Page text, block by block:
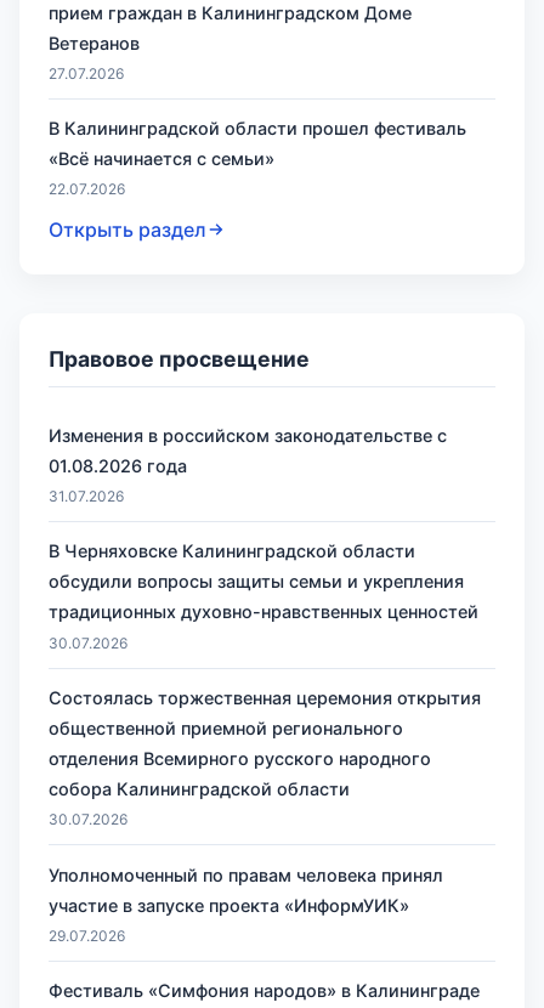
прием граждан в Калининградском Доме
Ветеранов
27.07.2026
В Калининградской области прошел фестиваль
«Всё начинается с семьи»
22.07.2026
Открыть раздел
Правовое просвещение
Изменения в российском законодательстве с
01.08.2026 года
31.07.2026
В Черняховске Калининградской области
обсудили вопросы защиты семьи и укрепления
традиционных духовно-нравственных ценностей
30.07.2026
Состоялась торжественная церемония открытия
общественной приемной регионального
отделения Всемирного русского народного
собора Калининградской области
30.07.2026
Уполномоченный по правам человека принял
участие в запуске проекта «ИнформУИК»
29.07.2026
Фестиваль «Симфония народов» в Калининграде